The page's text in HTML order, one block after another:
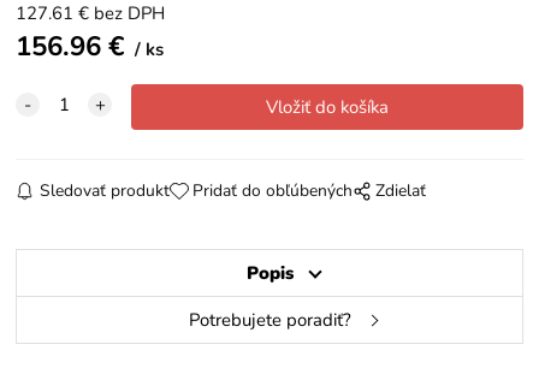
127.61 € bez DPH
156.96€ ks
Sledovať produkt Pridať do obľúbených Zdielať
Popis
Potrebujete poradiť?